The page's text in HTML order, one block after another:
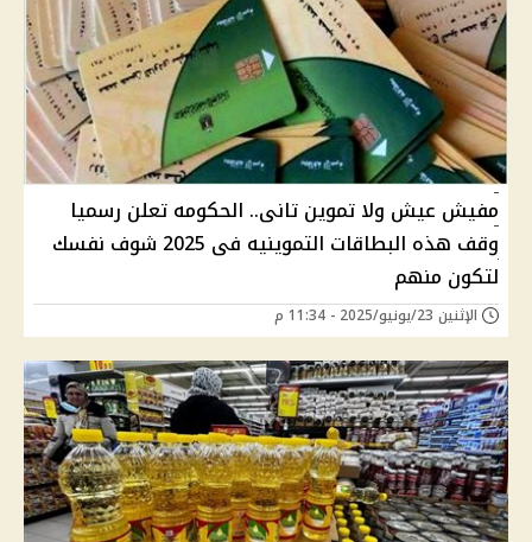
مفيش عيش ولا تموين تانى.. الحكومه تعلن رسميا
وقف هذه البطاقات التموينيه فى 2025 شوف نفسك
لتكون منهم
الإثنين 23/يونيو/2025 - 11:34 م